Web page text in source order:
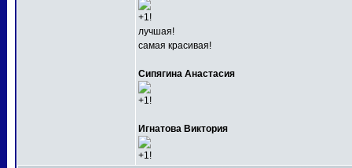
+1!
лучшая!
самая красивая!
Сипягина Анастасия
+1!
Игнатова Виктория
+1!